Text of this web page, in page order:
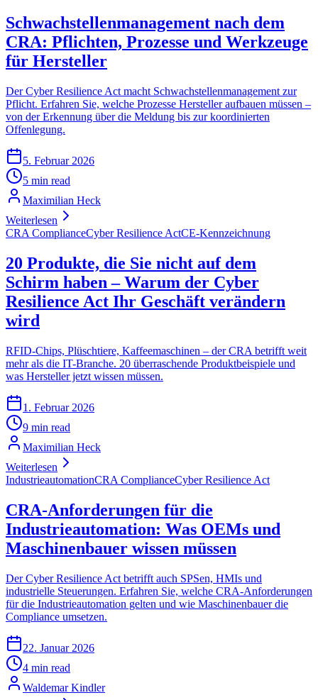
Schwachstellenmanagement nach dem
CRA: Pflichten, Prozesse und Werkzeuge
für Hersteller
Der Cyber Resilience Act macht Schwachstellenmanagement zur
Pflicht. Erfahren Sie, welche Prozesse Hersteller aufbauen müssen –
von der Erkennung über die Meldung bis zur koordinierten
Offenlegung.
5. Februar 2026
5 min read
Maximilian Heck
Weiterlesen
CRA ComplianceCyber Resilience ActCE-Kennzeichnung
20 Produkte, die Sie nicht auf dem
Schirm haben – Warum der Cyber
Resilience Act Ihr Geschäft verändern
wird
RFID-Chips, Plüschtiere, Kaffeemaschinen – der CRA betrifft weit
mehr als die IT-Branche. 20 überraschende Produktbeispiele und
was Hersteller jetzt wissen müssen.
1. Februar 2026
9 min read
Maximilian Heck
Weiterlesen
IndustrieautomationCRA ComplianceCyber Resilience Act
CRA-Anforderungen für die
Industrieautomation: Was OEMs und
Maschinenbauer wissen müssen
Der Cyber Resilience Act betrifft auch SPSen, HMIs und
industrielle Steuerungen. Erfahren Sie, welche CRA-Anforderungen
für die Industrieautomation gelten und wie Maschinenbauer die
Compliance umsetzen.
22. Januar 2026
4 min read
Waldemar Kindler